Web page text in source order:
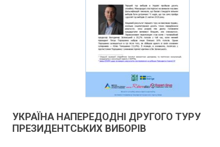
УКРАЇНА НАПЕРЕДОДНІ ДРУГОГО ТУРУ
ПРЕЗИДЕНТСЬКИХ ВИБОРІВ